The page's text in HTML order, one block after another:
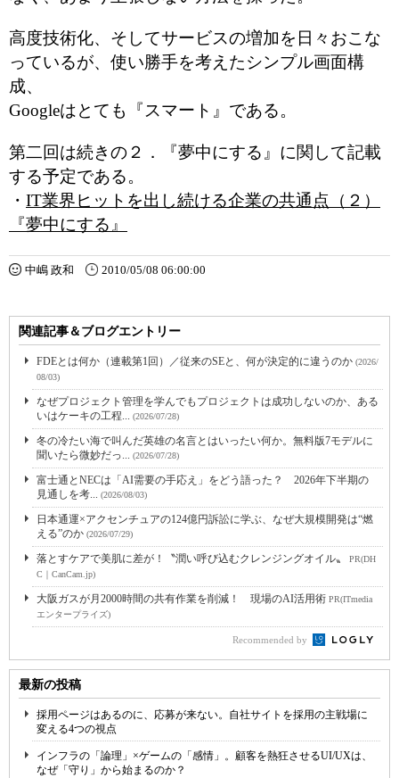
高度技術化、そしてサービスの増加を日々おこな
っているが、使い勝手を考えたシンプル画面構
成、
Googleはとても『スマート』である。
第二回は続きの２．『夢中にする』に関して記載
する予定である。
・ IT業界ヒットを出し続ける企業の共通点（２）
『夢中にする』
中嶋 政和 2010/05/08 06:00:00
関連記事＆ブログエントリー
FDEとは何か（連載第1回）／従来のSEと、何が決定的に違うのか (2026/
08/03)
なぜプロジェクト管理を学んでもプロジェクトは成功しないのか、ある
いはケーキの工程... (2026/07/28)
冬の冷たい海で叫んだ英雄の名言とはいったい何か。無料版7モデルに
聞いたら微妙だっ... (2026/07/28)
富士通とNECは「AI需要の手応え」をどう語った？ 2026年下半期の
見通しを考... (2026/08/03)
日本通運×アクセンチュアの124億円訴訟に学ぶ、なぜ大規模開発は“燃
える”のか (2026/07/29)
落とすケアで美肌に差が！〝潤い呼び込むクレンジングオイル〟
PR(DH
C｜CanCam.jp)
大阪ガスが月2000時間の共有作業を削減！ 現場のAI活用術 PR(ITmedia
エンタープライズ)
Recommended by
最新の投稿
採用ページはあるのに、応募が来ない。自社サイトを採用の主戦場に
変える4つの視点
インフラの「論理」×ゲームの「感情」。顧客を熱狂させるUI/UXは、
なぜ「守り」から始まるのか？